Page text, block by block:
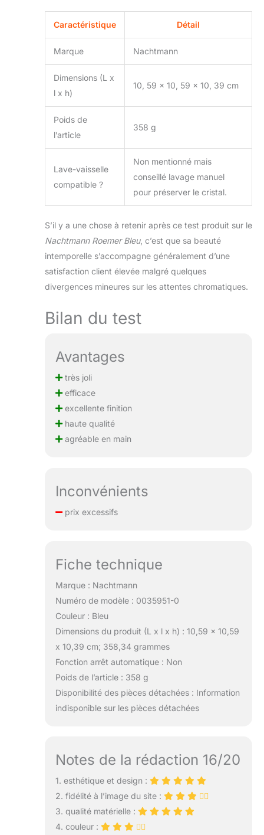
Caractéristique Détail
Marque Nachtmann
Dimensions (L x
l x h)
10, 59 x 10, 59 x 10, 39 cm
Poids de
l’article
358 g
Lave-vaisselle
compatible ?
Non mentionné mais
conseillé lavage manuel
pour préserver le cristal.
S’il y a une chose à retenir après ce test produit sur le
Nachtmann Roemer Bleu, c’est que sa beauté
intemporelle s’accompagne généralement d’une
satisfaction client élevée malgré quelques
divergences mineures sur les attentes chromatiques.
Bilan du test
Avantages
très joli
efficace
excellente finition
haute qualité
agréable en main
Inconvénients
prix excessifs
Fiche technique
Marque : Nachtmann
Numéro de modèle : 0035951-0
Couleur : Bleu
Dimensions du produit (L x l x h) : 10,59 x 10,59
x 10,39 cm; 358,34 grammes
Fonction arrêt automatique : Non
Poids de l’article : 358 g
Disponibilité des pièces détachées : Information
indisponible sur les pièces détachées
Notes de la rédaction 16/20
1. esthétique et design :
2. fidélité à l’image du site :
3. qualité matérielle :
4. couleur :